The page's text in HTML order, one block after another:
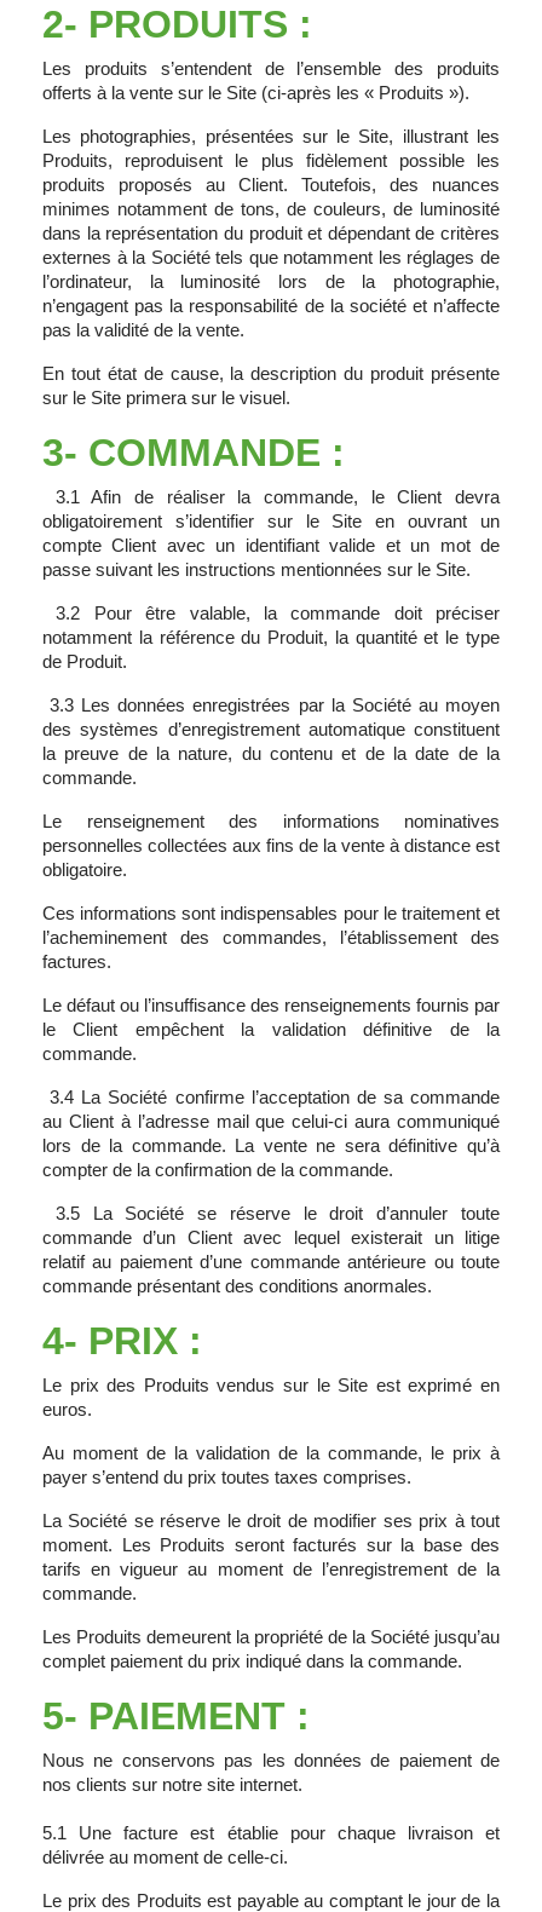
2- PRODUITS :
Les produits s’entendent de l’ensemble des produits
offerts à la vente sur le Site (ci-après les « Produits »).
Les photographies, présentées sur le Site, illustrant les
Produits, reproduisent le plus fidèlement possible les
produits proposés au Client. Toutefois, des nuances
minimes notamment de tons, de couleurs, de luminosité
dans la représentation du produit et dépendant de critères
externes à la Société tels que notamment les réglages de
l’ordinateur, la luminosité lors de la photographie,
n’engagent pas la responsabilité de la société et n’affecte
pas la validité de la vente.
En tout état de cause, la description du produit présente
sur le Site primera sur le visuel.
3- COMMANDE :
3.1 Afin de réaliser la commande, le Client devra
obligatoirement s’identifier sur le Site en ouvrant un
compte Client avec un identifiant valide et un mot de
passe suivant les instructions mentionnées sur le Site.
3.2 Pour être valable, la commande doit préciser
notamment la référence du Produit, la quantité et le type
de Produit.
3.3 Les données enregistrées par la Société au moyen
des systèmes d’enregistrement automatique constituent
la preuve de la nature, du contenu et de la date de la
commande.
Le renseignement des informations nominatives
personnelles collectées aux fins de la vente à distance est
obligatoire.
Ces informations sont indispensables pour le traitement et
l’acheminement des commandes, l’établissement des
factures.
Le défaut ou l’insuffisance des renseignements fournis par
le Client empêchent la validation définitive de la
commande.
3.4 La Société confirme l’acceptation de sa commande
au Client à l’adresse mail que celui-ci aura communiqué
lors de la commande. La vente ne sera définitive qu’à
compter de la confirmation de la commande.
3.5 La Société se réserve le droit d’annuler toute
commande d’un Client avec lequel existerait un litige
relatif au paiement d’une commande antérieure ou toute
commande présentant des conditions anormales.
4- PRIX :
Le prix des Produits vendus sur le Site est exprimé en
euros.
Au moment de la validation de la commande, le prix à
payer s’entend du prix toutes taxes comprises.
La Société se réserve le droit de modifier ses prix à tout
moment. Les Produits seront facturés sur la base des
tarifs en vigueur au moment de l’enregistrement de la
commande.
Les Produits demeurent la propriété de la Société jusqu’au
complet paiement du prix indiqué dans la commande.
5- PAIEMENT :
Nous ne conservons pas les données de paiement de
nos clients sur notre site internet.
5.1 Une facture est établie pour chaque livraison et
délivrée au moment de celle-ci.
Le prix des Produits est payable au comptant le jour de la